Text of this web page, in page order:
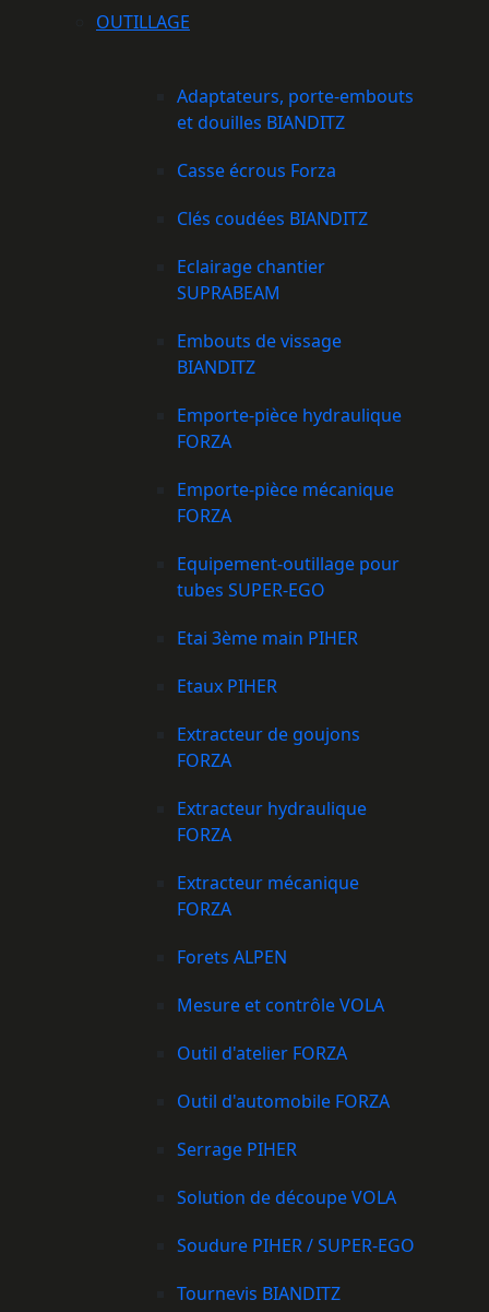
OUTILLAGE
Adaptateurs, porte-embouts
et douilles BIANDITZ
Casse écrous Forza
Clés coudées BIANDITZ
Eclairage chantier
SUPRABEAM
Embouts de vissage
BIANDITZ
Emporte-pièce hydraulique
FORZA
Emporte-pièce mécanique
FORZA
Equipement-outillage pour
tubes SUPER-EGO
Etai 3ème main PIHER
Etaux PIHER
Extracteur de goujons
FORZA
Extracteur hydraulique
FORZA
Extracteur mécanique
FORZA
Forets ALPEN
Mesure et contrôle VOLA
Outil d'atelier FORZA
Outil d'automobile FORZA
Serrage PIHER
Solution de découpe VOLA
Soudure PIHER / SUPER-EGO
Tournevis BIANDITZ